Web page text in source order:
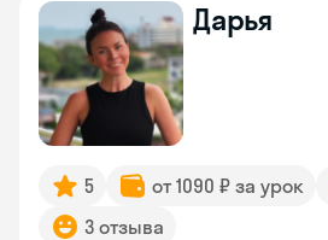
Дарья
5 от 1090 ₽ за урок
3 отзыва